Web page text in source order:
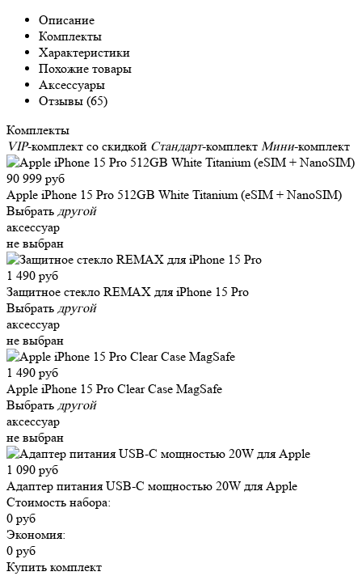
Описание
Комплекты
Характеристики
Похожие товары
Аксессуары
Отзывы (65)
Комплекты
VIP-комплект со скидкой Стандарт-комплект Мини-комплект
90 999 руб
Apple iPhone 15 Pro 512GB White Titanium (eSIM + NanoSIM)
Выбрать другой
аксессуар
не выбран
1 490 руб
Защитное стекло REMAX для iPhone 15 Pro
Выбрать другой
аксессуар
не выбран
1 490 руб
Apple iPhone 15 Pro Clear Case MagSafe
Выбрать другой
аксессуар
не выбран
1 090 руб
Адаптер питания USB-C мощностью 20W для Apple
Стоимость набора:
0 руб
Экономия:
0 руб
Купить комплект